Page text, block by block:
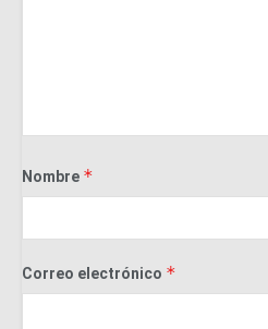
Nombre *
Correo electrónico *